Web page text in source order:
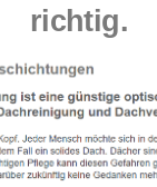
richtig.